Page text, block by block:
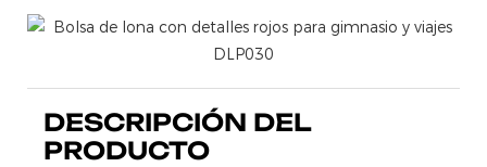
DESCRIPCIÓN DEL
PRODUCTO